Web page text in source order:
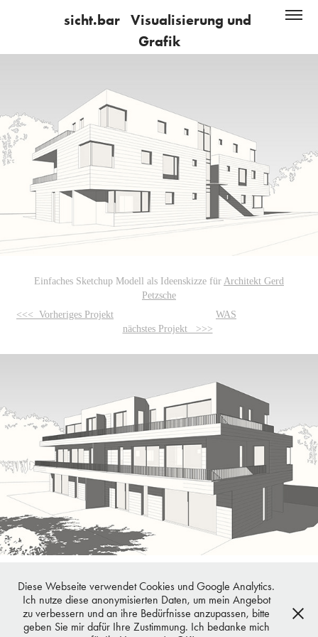
sicht.bar   Visualisierung und
Grafik
Einfaches Sketchup Modell als Ideenskizze für Architekt Gerd
Petzsche
<<< Vorheriges Projekt
WAS
nächstes Projekt >>>
sichtbar - Visualisierung und Grafik - .....Visualisierung kann so einfach
Diese Webseite verwendet Cookies und Google Analytics.
Ich nutze diese anonymisierten Daten, um mein Angebot
zu verbessern und an ihre Bedürfnisse anzupassen, bitte
geben Sie mir dafür Ihre Zustimmung. Ich bedanke mich